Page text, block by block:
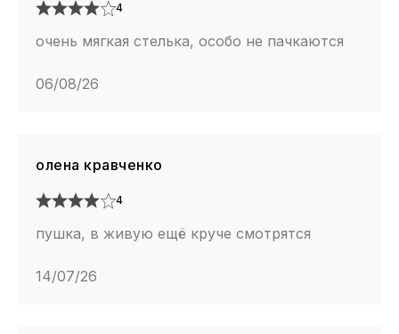
4
очень мягкая стелька, особо не пачкаются
06/08/26
олена кравченко
4
пушка, в живую ещё круче смотрятся
14/07/26